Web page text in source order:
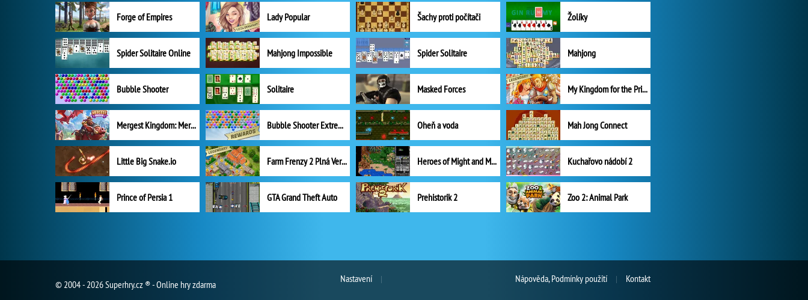
Forge of Empires Lady Popular Šachy proti počítači Žolíky
Spider Solitaire Online Mahjong Impossible Spider Solitaire Mahjong
Bubble Shooter Solitaire Masked Forces My Kingdom for the Princess Plná verze
Mergest Kingdom: Merge Puzzle Bubble Shooter Extreme Oheň a voda Mah Jong Connect
Little Big Snake.io Farm Frenzy 2 Plná Verze Heroes of Might and Magic II Kuchařovo nádobí 2
Prince of Persia 1 GTA Grand Theft Auto Prehistorik 2 Zoo 2: Animal Park
Nastavení
© 2004 - 2026 Superhry.cz ® - Online hry zdarma Nápověda, Podmínky použití Kontakt